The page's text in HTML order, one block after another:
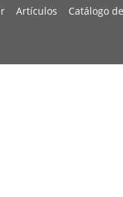
Artículos Catálogo